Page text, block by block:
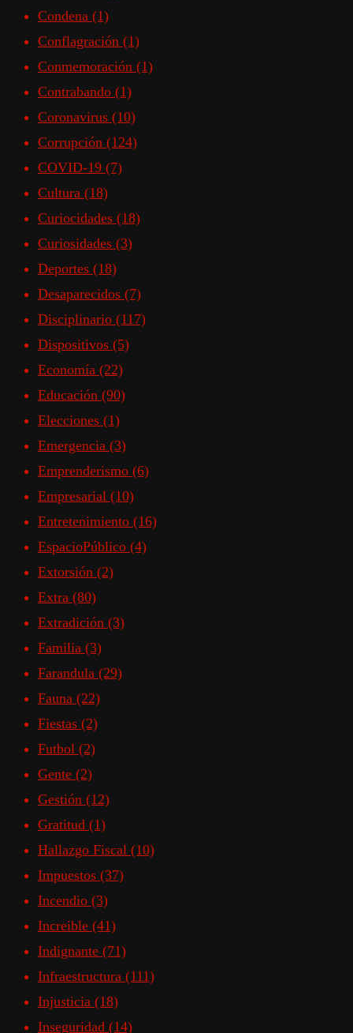
Condena (1)
Conflagración (1)
Conmemoración (1)
Contrabando (1)
Coronavirus (10)
Corrupción (124)
COVID-19 (7)
Cultura (18)
Curiocidades (18)
Curiosidades (3)
Deportes (18)
Desaparecidos (7)
Disciplinario (117)
Dispositivos (5)
Economía (22)
Educación (90)
Elecciones (1)
Emergencia (3)
Emprenderismo (6)
Empresarial (10)
Entretenimiento (16)
EspacioPúblico (4)
Extorsión (2)
Extra (80)
Extradición (3)
Familia (3)
Farandula (29)
Fauna (22)
Fiestas (2)
Futbol (2)
Gente (2)
Gestión (12)
Gratitud (1)
Hallazgo Fiscal (10)
Impuestos (37)
Incendio (3)
Increible (41)
Indignante (71)
Infraestructura (111)
Injusticia (18)
Inseguridad (14)